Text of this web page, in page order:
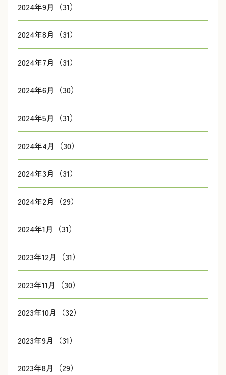
2024年9月（31）
2024年8月（31）
2024年7月（31）
2024年6月（30）
2024年5月（31）
2024年4月（30）
2024年3月（31）
2024年2月（29）
2024年1月（31）
2023年12月（31）
2023年11月（30）
2023年10月（32）
2023年9月（31）
2023年8月（29）